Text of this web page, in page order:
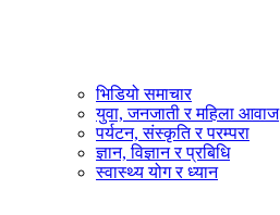
भिडियो समाचार
युवा, जनजाती र महिला आवाज
पर्यटन, संस्कृति र परम्परा
ज्ञान, विज्ञान र प्रबिधि
स्वास्थ्य योग र ध्यान